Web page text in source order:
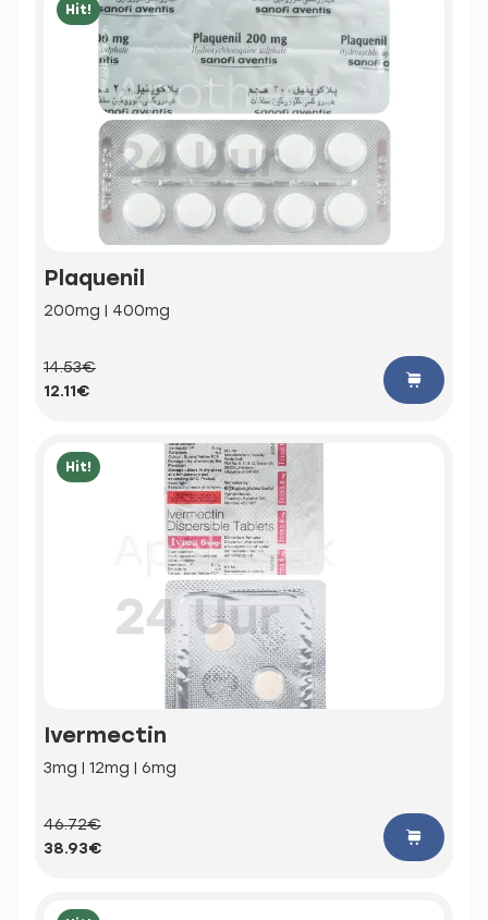
Hit!
Plaquenil
200mg | 400mg
14.53€
12.11€
Hit!
Ivermectin
3mg | 12mg | 6mg
46.72€
38.93€